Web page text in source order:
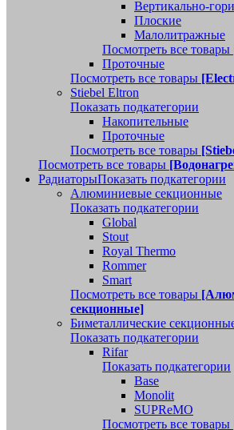
Вертикально-
Плоские
Малолитражные
Посмотреть все товары
Проточные
Посмотреть все товары
Stiebel Eltron
Показать подкатегории
Накопительные
Проточные
Посмотреть все товары
Посмотреть все товары
РадиаторыПоказать подкатегории
Алюминиевые секционные
Показать подкатегории
Global
Stout
Royal Thermo
Rommer
Smart
Посмотреть все товары
секционные]
Биметаллические
Показать подкатегории
Rifar
Показать подкатегории
Base
Monolit
SUPReMO
Посмотреть все товары